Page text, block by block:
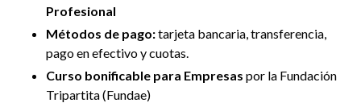
Profesional
Métodos de pago:tarjeta bancaria, transferencia,
pago en efectivo y cuotas.
Curso bonificable para Empresas por la Fundación
Tripartita (Fundae)